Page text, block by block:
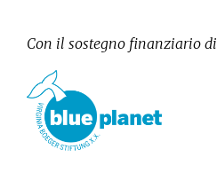
Con il sostegno finanziario di